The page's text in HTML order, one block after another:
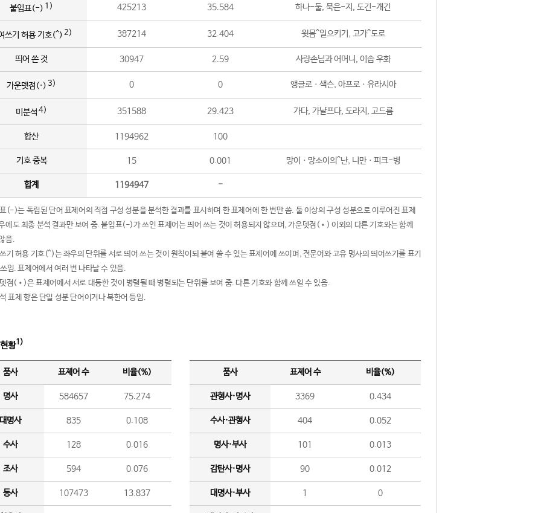
붙임표(-) 1) 425213 35.584 하나-둘, 묵은-지, 도긴-개긴
쓰기 허용 기호(^) 2) 387214 32.404 윗몸^일으키기, 고가^도로
띄어 쓴 것 30947 2.59 사랑손님과 어머니, 이솝 우화
가운뎃점(·) 3) 0 0 앵글로ㆍ색슨, 아프로ㆍ유라시아
미분석 4) 351588 29.423 가다, 가냘프다, 도라지, 고드름
합산 1194962 100
기호 중복 15 0.001 망이ㆍ망소이의^난, 니만ㆍ피크-병
합계 1194947 -
(-)는 독립된 단어 표제어의 직접 구성 성분을 분석한 결과를 표시하며 한 표제어에 한 번만 씀. 둘 이상의 구성 성분으로 이루어진 표제
에도 최종 분석 결과만 보여 줌. 붙임표(-)가 쓰인 표제어는 띄어 쓰는 것이 허용되지 않으며, 가운뎃점(•) 이외의 다른 기호와는 함께
음.
기 허용 기호(^)는 좌우의 단위를 서로 띄어 쓰는 것이 원칙이되 붙여 쓸 수 있는 표제어에 쓰이며, 전문어와 고유 명사의 띄어쓰기를 표기
임. 표제어에서 여러 번 나타날 수 있음.
점(•)은 표제어에서 서로 대등한 것이 병렬될 때 병렬되는 단위를 보여 줌. 다른 기호와 함께 쓰일 수 있음.
표제 항은 단일 성분 단어이거나 북한어 등임.
황1)
품사 표제어 수 비율(%)
명사 584657 75.274
명사 835 0.108
수사 128 0.016
조사 594 0.076
동사 107473 13.837
품사 표제어 수 비율(%)
관형사·명사 3369 0.434
수사·관형사 404 0.052
명사·부사 101 0.013
감탄사·명사 90 0.012
대명사·부사 1 0